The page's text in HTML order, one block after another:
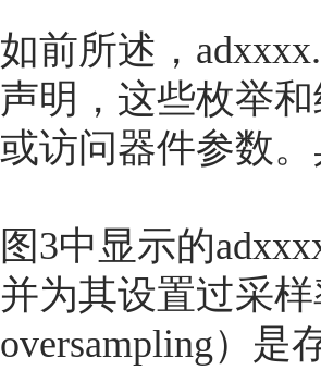
如前所述，
声明，这些枚举
或访问器件参数
图3中显示的
并为其设置过采样
oversampling）